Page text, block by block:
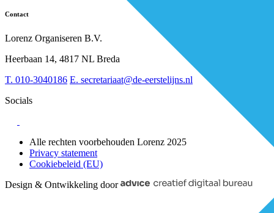
Over BiancAI
Digitalisering
Leiderschap & samenwerking
Sociaal domein
Contact
Lorenz Organiseren B.V.
Heerbaan 14, 4817 NL Breda
T. 010-3040186 E. secretariaat@de-eerstelijns.nl
Socials
Alle rechten voorbehouden Lorenz 2025
Privacy statement
Cookiebeleid (EU)
Design & Ontwikkeling door